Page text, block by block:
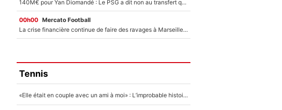
140M€ pour Yan Diomandé : Le PSG a dit non au transfert qui bat tous les records sur le mercato
00h00 Mercato Football
La crise financière continue de faire des ravages à Marseille : L’OM a placé 12 joueurs sur le marché des transferts… et ça pourrait lui rapporter près de 100M€ !
Tennis
«Elle était en couple avec un ami à moi» : L’improbable histoire derrière la «seule relation longue» de Novak Djokovic